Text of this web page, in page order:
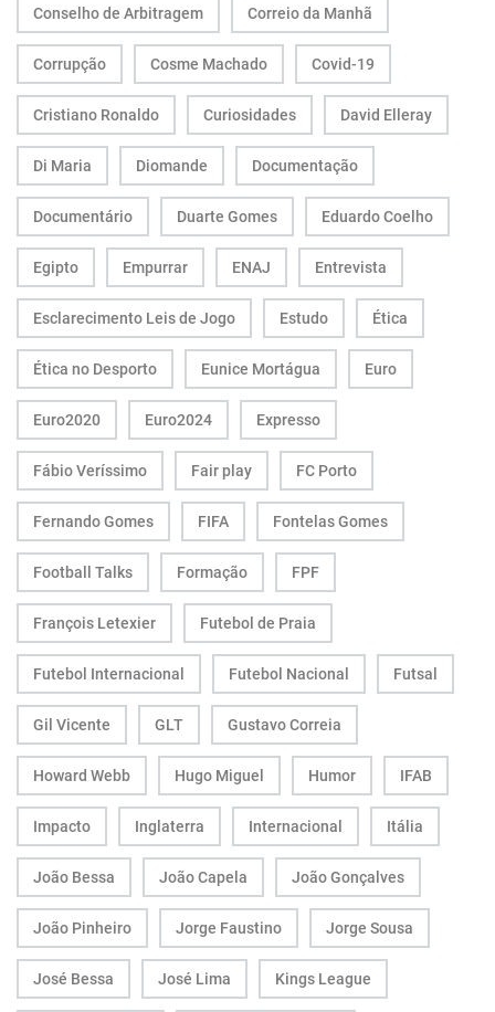
Conselho de Arbitragem Correio da Manhã
Corrupção Cosme Machado Covid-19
Cristiano Ronaldo Curiosidades David Elleray
Di Maria Diomande Documentação
Documentário Duarte Gomes Eduardo Coelho
Egipto Empurrar ENAJ Entrevista
Esclarecimento Leis de Jogo Estudo Ética
Ética no Desporto Eunice Mortágua Euro
Euro2020 Euro2024 Expresso
Fábio Veríssimo Fair play FC Porto
Fernando Gomes FIFA Fontelas Gomes
Football Talks Formação FPF
François Letexier Futebol de Praia
Futebol Internacional Futebol Nacional Futsal
Gil Vicente GLT Gustavo Correia
Howard Webb Hugo Miguel Humor IFAB
Impacto Inglaterra Internacional Itália
João Bessa João Capela João Gonçalves
João Pinheiro Jorge Faustino Jorge Sousa
José Bessa José Lima Kings League